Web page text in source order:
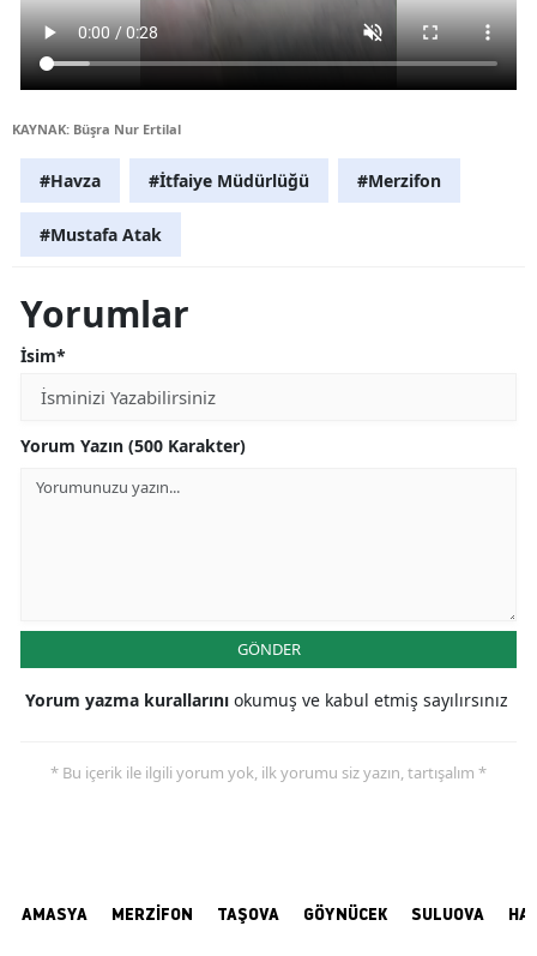
KAYNAK: Büşra Nur Ertilal
#Havza #İtfaiye Müdürlüğü #Merzifon
#Mustafa Atak
Yorumlar
İsim*
Yorum Yazın (500 Karakter)
GÖNDER
Yorum yazma kurallarını okumuş ve kabul etmiş sayılırsınız
* Bu içerik ile ilgili yorum yok, ilk yorumu siz yazın, tartışalım *
AMASYA MERZİFON TAŞOVA GÖYNÜCEK SULUOVA